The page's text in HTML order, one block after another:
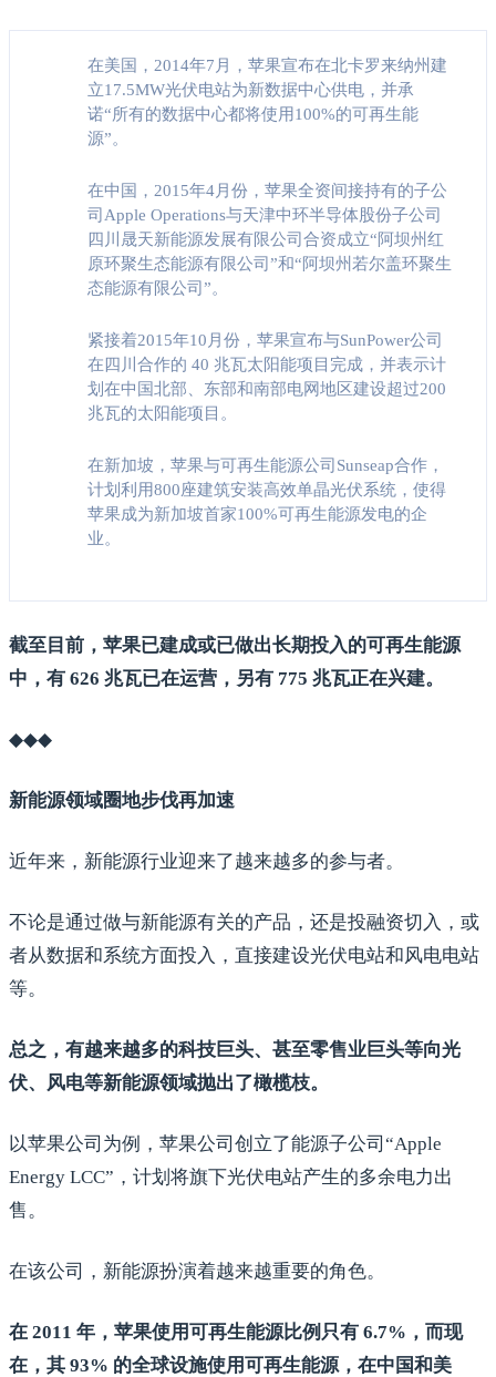
在美国，2014年7月，苹果宣布在北卡罗来纳州建
立17.5MW光伏电站为新数据中心供电，并承
诺“所有的数据中心都将使用100%的可再生能
源”。
在中国，2015年4月份，苹果全资间接持有的子公
司Apple Operations与天津中环半导体股份子公司
四川晟天新能源发展有限公司合资成立“阿坝州红
原环聚生态能源有限公司”和“阿坝州若尔盖环聚生
态能源有限公司”。
紧接着2015年10月份，苹果宣布与SunPower公司
在四川合作的 40 兆瓦太阳能项目完成，并表示计
划在中国北部、东部和南部电网地区建设超过200
兆瓦的太阳能项目。
在新加坡，苹果与可再生能源公司Sunseap合作，
计划利用800座建筑安装高效单晶光伏系统，使得
苹果成为新加坡首家100%可再生能源发电的企
业。
截至目前，苹果已建成或已做出长期投入的可再生能源
中，有 626 兆瓦已在运营，另有 775 兆瓦正在兴建。
◆◆◆
新能源领域圈地步伐再加速
近年来，新能源行业迎来了越来越多的参与者。
不论是通过做与新能源有关的产品，还是投融资切入，或
者从数据和系统方面投入，直接建设光伏电站和风电电站
等。
总之，有越来越多的科技巨头、甚至零售业巨头等向光
伏、风电等新能源领域抛出了橄榄枝。
以苹果公司为例，苹果公司创立了能源子公司“Apple
Energy LCC”，计划将旗下光伏电站产生的多余电力出
售。
在该公司，新能源扮演着越来越重要的角色。
在 2011 年，苹果使用可再生能源比例只有 6.7%，而现
在，其 93% 的全球设施使用可再生能源，在中国和美